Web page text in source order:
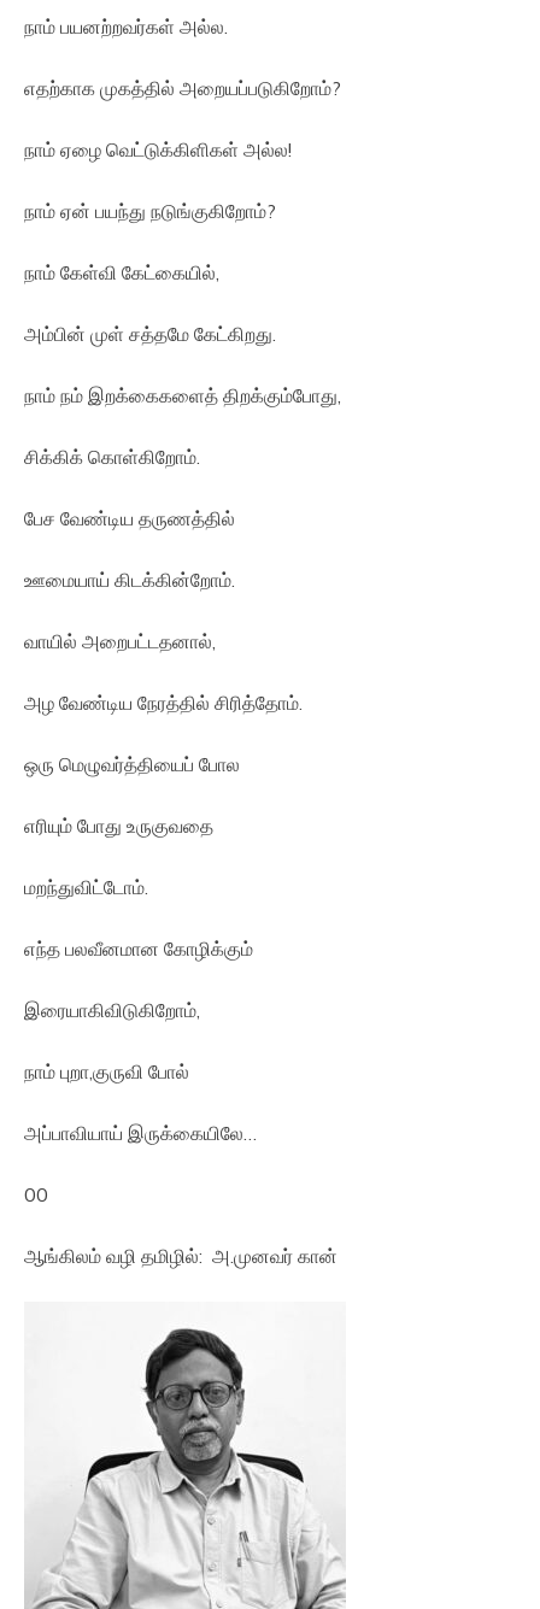
நாம் பயனற்றவர்கள் அல்ல.
எதற்காக முகத்தில் அறையப்படுகிறோம்?
நாம் ஏழை வெட்டுக்கிளிகள் அல்ல!
நாம் ஏன் பயந்து நடுங்குகிறோம்?
நாம் கேள்வி கேட்கையில்,
அம்பின் முள் சத்தமே கேட்கிறது.
நாம் நம் இறக்கைகளைத் திறக்கும்போது,
சிக்கிக் கொள்கிறோம்.
பேச வேண்டிய தருணத்தில்
ஊமையாய் கிடக்கின்றோம்.
வாயில் அறைபட்டதனால்,
அழ வேண்டிய நேரத்தில் சிரித்தோம்.
ஒரு மெழுவர்த்தியைப் போல
எரியும் போது உருகுவதை
மறந்துவிட்டோம்.
எந்த பலவீனமான கோழிக்கும்
இரையாகிவிடுகிறோம்,
நாம் புறா,குருவி போல்
அப்பாவியாய் இருக்கையிலே…
00
ஆங்கிலம் வழி தமிழில்: அ.முனவர் கான்